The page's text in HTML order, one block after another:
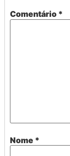
Comentário *
Nome *